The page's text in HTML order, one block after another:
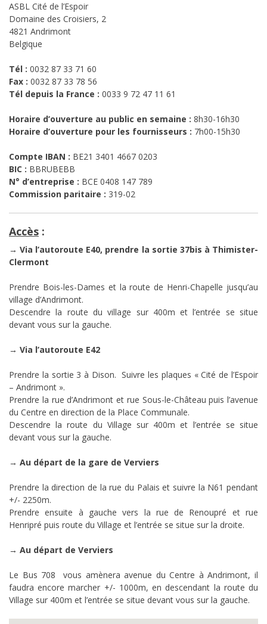
ASBL Cité de l’Espoir
Domaine des Croisiers, 2
4821 Andrimont
Belgique
Tél : 0032 87 33 71 60
Fax : 0032 87 33 78 56
Tél depuis la France : 0033 9 72 47 11 61
Horaire d’ouverture au public en semaine : 8h30-16h30
Horaire d’ouverture pour les fournisseurs : 7h00-15h30
Compte IBAN : BE21 3401 4667 0203
BIC : BBRUBEBB
N° d’entreprise : BCE 0408 147 789
Commission paritaire : 319-02
Accès :
→ Via l’autoroute E40, prendre la sortie 37bis à Thimister-
Clermont
Prendre Bois-les-Dames et la route de Henri-Chapelle jusqu’au
village d’Andrimont.
Descendre la route du village sur 400m et l’entrée se situe
devant vous sur la gauche.
→ Via l’autoroute E42
Prendre la sortie 3 à Dison. Suivre les plaques « Cité de l’Espoir
– Andrimont ».
Prendre la rue d’Andrimont et rue Sous-le-Château puis l’avenue
du Centre en direction de la Place Communale.
Descendre la route du Village sur 400m et l’entrée se situe
devant vous sur la gauche.
→ Au départ de la gare de Verviers
Prendre la direction de la rue du Palais et suivre la N61 pendant
+/- 2250m.
Prendre ensuite à gauche vers la rue de Renoupré et rue
Henripré puis route du Village et l’entrée se situe sur la droite.
→ Au départ de Verviers
Le Bus 708 vous amènera avenue du Centre à Andrimont, il
faudra encore marcher +/- 1000m, en descendant la route du
Village sur 400m et l’entrée se situe devant vous sur la gauche.